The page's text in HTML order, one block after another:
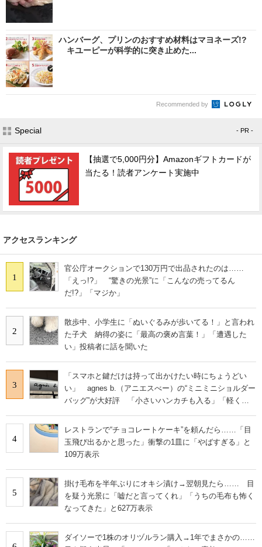
ハンバーグ、プリンのおすすめ材料はマヨネーズ!?
キユーピーが科学的に突き止めた...
Recommended by
Special - PR -
【抽選で5,000円分】Amazonギフトカードが
当たる！読者アンケート実施中
アクセスランキング
1
官公庁オークションで130万円で出品されたのは……
「えっ!?」 “驚きの光景”に「こんなの売ってるん
だ!?」「マジか」
2
散歩中、小学生に「ぬいぐるみが歩いてる！」と言われ
た子犬 納得の姿に「最高の褒め言葉！」「遭遇した
い」投稿者に話を聞いた
3
「スマホと鍵だけは持って出かけたい時にちょうどい
い」 agnes b.（アニエスべー）の“ミニミニショルダー
バッグ”が大好評 「小さいハンカチも入る」「軽くて
4
レストランで“チョコレートケーキ”を頼んだら……「目
玉飛び出るかと思った」衝撃の1皿に「やばすぎる」と
109万表示
5
掛け毛布を半年ぶりにオキシ漬け→翌朝見たら…… 目
を疑う光景に「嘘だと言ってくれ」「うちの毛布も怖く
なってきた」と627万表示
ダイソーで1株のオリヅルラン購入→1年でまさかの……